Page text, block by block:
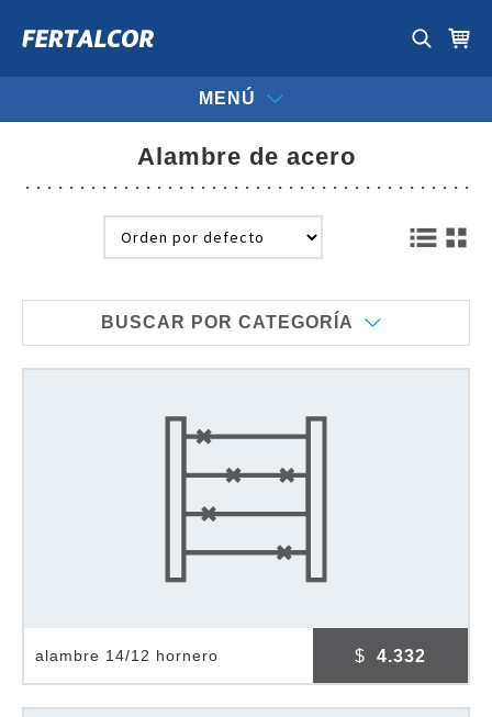
MENÚ
alambre de acero
BUSCAR POR CATEGORÍA
alambre 14/12 hornero $ 4.332